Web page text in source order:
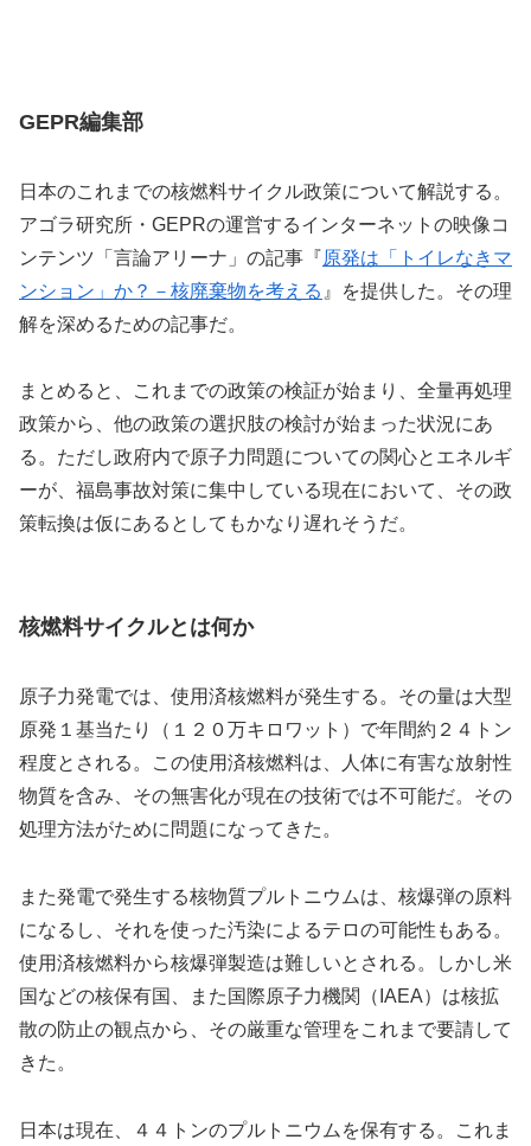
GEPR編集部
日本のこれまでの核燃料サイクル政策について解説する。
アゴラ研究所・GEPRの運営するインターネットの映像コ
ンテンツ「言論アリーナ」の記事『原発は「トイレなきマ
ンション」か？－核廃棄物を考える 』を提供した。その理
解を深めるための記事だ。
まとめると、これまでの政策の検証が始まり、全量再処理
政策から、他の政策の選択肢の検討が始まった状況にあ
る。ただし政府内で原子力問題についての関心とエネルギ
ーが、福島事故対策に集中している現在において、その政
策転換は仮にあるとしてもかなり遅れそうだ。
核燃料サイクルとは何か
原子力発電では、使用済核燃料が発生する。その量は大型
原発１基当たり（１２０万キロワット）で年間約２４トン
程度とされる。この使用済核燃料は、人体に有害な放射性
物質を含み、その無害化が現在の技術では不可能だ。その
処理方法がために問題になってきた。
また発電で発生する核物質プルトニウムは、核爆弾の原料
になるし、それを使った汚染によるテロの可能性もある。
使用済核燃料から核爆弾製造は難しいとされる。しかし米
国などの核保有国、また国際原子力機関（IAEA）は核拡
散の防止の観点から、その厳重な管理をこれまで要請して
きた。
日本は現在、４４トンのプルトニウムを保有する。これま